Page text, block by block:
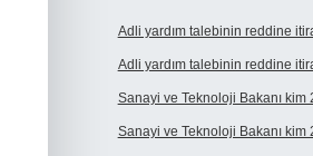
Adli yardım talebinin reddine
Adli yardım talebinin reddine
Sanayi ve Teknoloji Bakanı kim
Sanayi ve Teknoloji Bakanı kim